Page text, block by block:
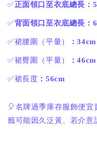
✅正面領口至衣底總長：
✅背面領口至衣底總長：
✅裙腰圍（平量） ：34cm
✅裙臀圍（平量） ：46cm
✅裙長度 ：56cm
🎈名牌過季庫存服飾便
籤可能因久泛黃、若介意